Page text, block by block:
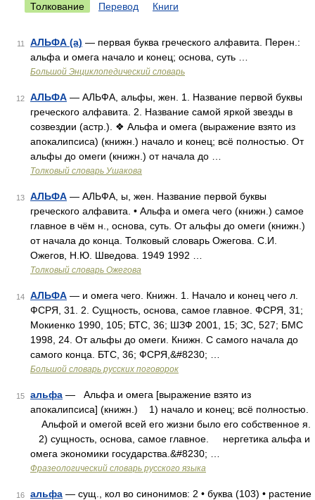
Толкование Перевод Книги
11 АЛЬФА (a) — первая буква греческого алфавита. Перен.:
альфа и омега начало и конец; основа, суть …
Большой Энциклопедический словарь
12 АЛЬФА — АЛЬФА, альфы, жен. 1. Название первой буквы
греческого алфавита. 2. Название самой яркой звезды в
созвездии (астр.). ❖ Альфа и омега (выражение взято из
апокалипсиса) (книжн.) начало и конец; всё полностью. От
альфы до омеги (книжн.) от начала до …
Толковый словарь Ушакова
13 АЛЬФА — АЛЬФА, ы, жен. Название первой буквы
греческого алфавита. • Альфа и омега чего (книжн.) самое
главное в чём н., основа, суть. От альфы до омеги (книжн.)
от начала до конца. Толковый словарь Ожегова. С.И.
Ожегов, Н.Ю. Шведова. 1949 1992 …
Толковый словарь Ожегова
14 АЛЬФА — и омега чего. Книжн. 1. Начало и конец чего л.
ФСРЯ, 31. 2. Сущность, основа, самое главное. ФСРЯ, 31;
Мокиенко 1990, 105; БТС, 36; ШЗФ 2001, 15; ЗС, 527; БМС
1998, 24. От альфы до омеги. Книжн. С самого начала до
самого конца. БТС, 36; ФСРЯ,&#8230; …
Большой словарь русских поговорок
15 альфа — Альфа и омега [выражение взято из
апокалипсиса] (книжн.) 1) начало и конец; всё полностью.
Альфой и омегой всей его жизни было его собственное я.
2) сущность, основа, самое главное. нергетика альфа и
омега экономики государства.&#8230; …
Фразеологический словарь русского языка
16 альфа — сущ., кол во синонимов: 2 • буква (103) • растение